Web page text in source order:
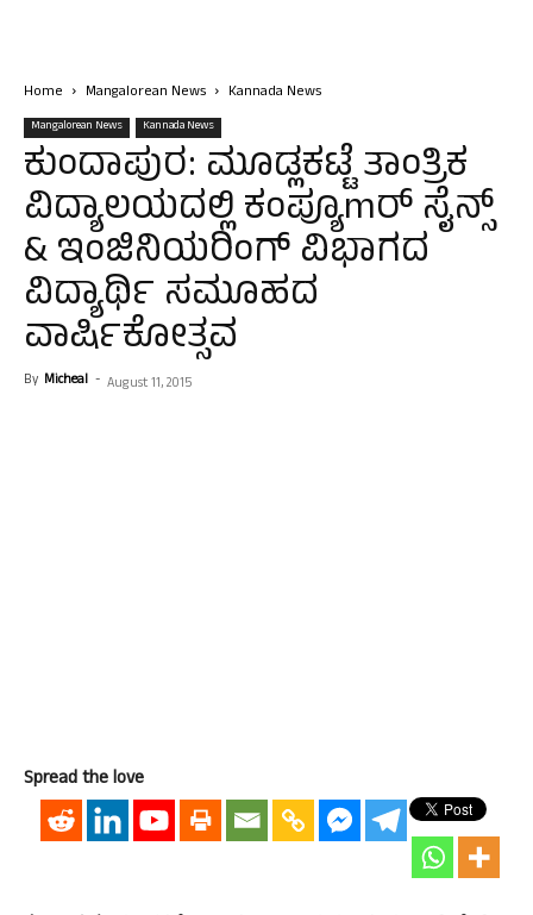
Home Mangalorean News Kannada News
Mangalorean News Kannada News
ಕುಂದಾಪುರ: ಮೂಡ್ಲಕಟ್ಟೆ ತಾಂತ್ರಿಕ
ವಿದ್ಯಾಲಯದಲ್ಲಿ ಕಂಪ್ಯೂmರ್ ಸೈನ್ಸ್
& ಇಂಜಿನಿಯರಿಂಗ್ ವಿಭಾಗದ
ವಿದ್ಯಾರ್ಥಿ ಸಮೂಹದ
ವಾರ್ಷಿಕೋತ್ಸವ
By Micheal - August 11, 2015
Spread the love